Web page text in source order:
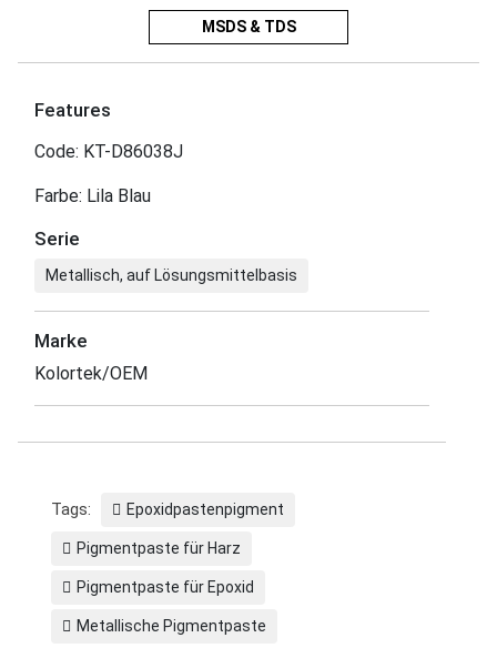
MSDS & TDS
Features
Code: KT-D86038J
Farbe: Lila Blau
Serie
Metallisch, auf Lösungsmittelbasis
Marke
Kolortek/OEM
Tags: Epoxidpastenpigment
Pigmentpaste für Harz
Pigmentpaste für Epoxid
Metallische Pigmentpaste